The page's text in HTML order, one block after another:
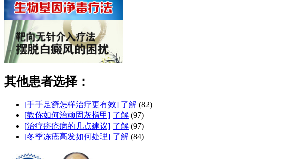
其他患者选择：
[手手足癣怎样治疗更有效] 了解 (82)
[教你如何治顽固灰指甲] 了解 (97)
[治疗疥疮病的几点建议] 了解 (97)
[冬季冻疮高发如何处理] 了解 (84)